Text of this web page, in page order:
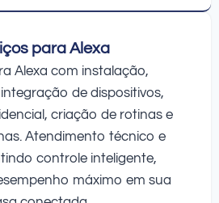
para Alexa
Alexa com instalação,
de dispositivos,
criação de rotinas e
Atendimento técnico e
controle inteligente,
máximo em sua